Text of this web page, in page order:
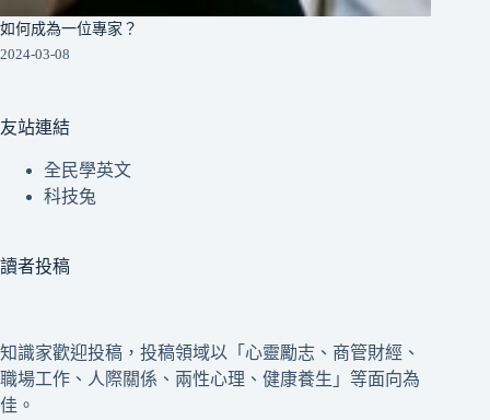
如何成為一位專家？
2024-03-08
友站連結
全民學英文
科技兔
讀者投稿
知識家歡迎投稿，投稿領域以「心靈勵志、商管財經、
職場工作、人際關係、兩性心理、健康養生」等面向為
佳。